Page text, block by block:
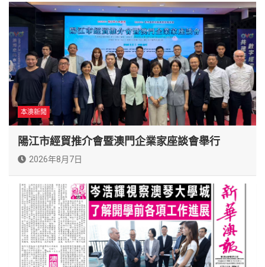
本澳新聞
陽江市經貿推介會暨澳門企業家座談會舉行
2026年8月7日